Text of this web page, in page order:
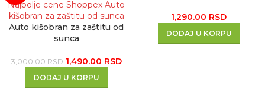
Auto kišobran za zaštitu od
sunca
3,000.00RSD 1,490.00 RSD
DODAJ U KORPU
1,290.00 RSD
DODAJ U KORPU